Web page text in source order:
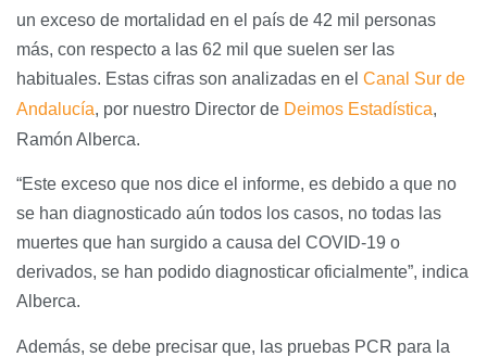
un exceso de mortalidad en el país de 42 mil personas
más, con respecto a las 62 mil que suelen ser las
habituales. Estas cifras son analizadas en el Canal Sur de
Andalucía, por nuestro Director de Deimos Estadística,
Ramón Alberca.
“Este exceso que nos dice el informe, es debido a que no
se han diagnosticado aún todos los casos, no todas las
muertes que han surgido a causa del COVID-19 o
derivados, se han podido diagnosticar oficialmente”, indica
Alberca.
Además, se debe precisar que, las pruebas PCR para la